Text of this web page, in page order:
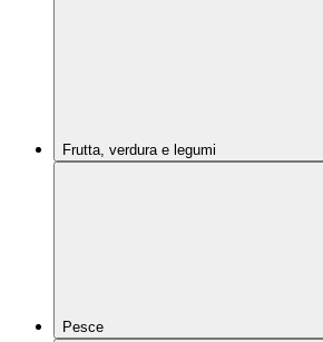
Frutta, verdura e legumi
Pesce